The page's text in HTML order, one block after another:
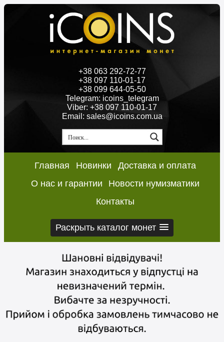
+38 063 292-72-77
+38 097 110-01-17
+38 099 644-05-50
Telegram: icoins_telegram
Viber: +38 097 110-01-17
Email: sales@icoins.com.ua
Главная Новинки
Доставка и оплата
О нас и гарантии
Новости нумизматики
Контакты
Раскрыть каталог монет